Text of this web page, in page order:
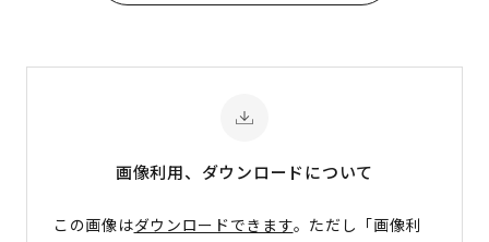
画像利用、ダウンロードについて
この画像はダウンロードできます。ただし「画像利